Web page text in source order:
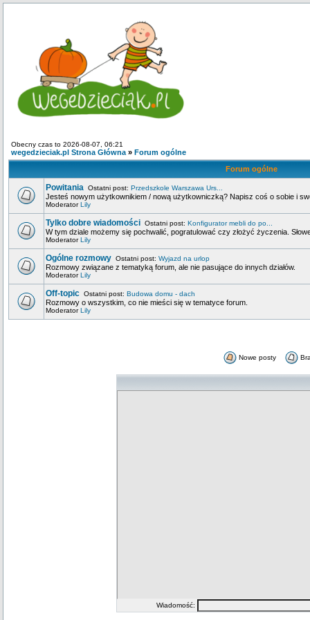
Obecny czas to 2026-08-07, 06:21
wegedzieciak.pl Strona Główna » Forum ogólne
Forum ogólne
Powitania Ostatni post: Przedszkole Warszawa Urs...
Jesteś nowym użytkownikiem / nową użytkowniczką? Napisz coś o sobie i
ModeratorLily
Tylko dobre wiadomości Ostatni post: Konfigurator mebli do po...
W tym dziale możemy się pochwalić, pogratulować czy złożyć życzenia.
ModeratorLily
Ogólne rozmowy Ostatni post: Wyjazd na urlop
Rozmowy związane z tematyką forum, ale nie pasujące do innych działów.
ModeratorLily
Off-topic Ostatni post: Budowa domu - dach
Rozmowy o wszystkim, co nie mieści się w tematyce forum.
ModeratorLily
Nowe posty
Wiadomość: